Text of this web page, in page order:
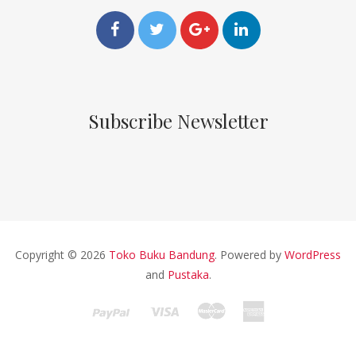
Subscribe Newsletter
Copyright © 2026 Toko Buku Bandung. Powered by WordPress
and Pustaka.